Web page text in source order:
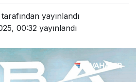
tarafından yayınlandı
00:32 yayınlandı